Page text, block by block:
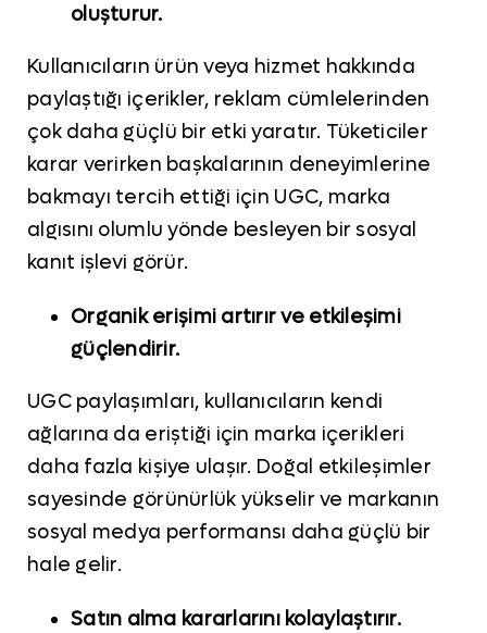
oluşturur.
Kullanıcıların ürün veya hizmet hakkında
paylaştığı içerikler, reklam cümlelerinden
çok daha güçlü bir etki yaratır. Tüketiciler
karar verirken başkalarının deneyimlerine
bakmayı tercih ettiği için UGC, marka
algısını olumlu yönde besleyen bir sosyal
kanıt işlevi görür.
Organik erişimi artırır ve etkileşimi
güçlendirir.
UGC paylaşımları, kullanıcıların kendi
ağlarına da eriştiği için marka içerikleri
daha fazla kişiye ulaşır. Doğal etkileşimler
sayesinde görünürlük yükselir ve markanın
sosyal medya performansı daha güçlü bir
hale gelir.
Satın alma kararlarını kolaylaştırır.